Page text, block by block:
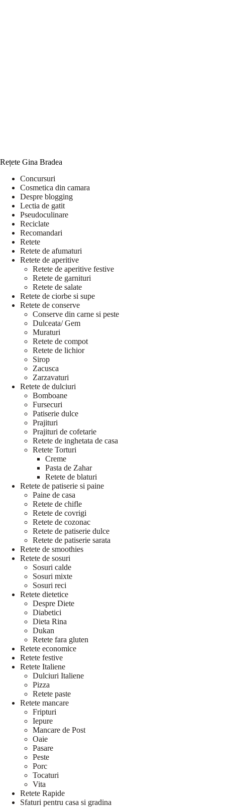
Rețete Gina Bradea
Concursuri
Cosmetica din camara
Despre blogging
Lectia de gatit
Pseudoculinare
Reciclate
Recomandari
Retete
Retete de afumaturi
Retete de aperitive
Retete de aperitive festive
Retete de garnituri
Retete de salate
Retete de ciorbe si supe
Retete de conserve
Conserve din carne si peste
Dulceata/ Gem
Muraturi
Retete de compot
Retete de lichior
Sirop
Zacusca
Zarzavaturi
Retete de dulciuri
Bomboane
Fursecuri
Patiserie dulce
Prajituri
Prajituri de cofetarie
Retete de inghetata de casa
Retete Torturi
Creme
Pasta de Zahar
Retete de blaturi
Retete de patiserie si paine
Paine de casa
Retete de chifle
Retete de covrigi
Retete de cozonac
Retete de patiserie dulce
Retete de patiserie sarata
Retete de smoothies
Retete de sosuri
Sosuri calde
Sosuri mixte
Sosuri reci
Retete dietetice
Despre Diete
Diabetici
Dieta Rina
Dukan
Retete fara gluten
Retete economice
Retete festive
Retete Italiene
Dulciuri Italiene
Pizza
Retete paste
Retete mancare
Fripturi
Iepure
Mancare de Post
Oaie
Pasare
Peste
Porc
Tocaturi
Vita
Retete Rapide
Sfaturi pentru casa si gradina